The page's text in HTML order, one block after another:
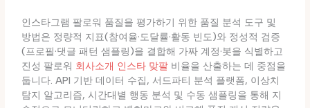
인스타그램 팔로워 품질을 평가하기 위한 품질 분석 도구 및
방법은 정량적 지표(참여율·도달률·활동 빈도)와 정성적 검증
(프로필·댓글 패턴 샘플링)을 결합해 가짜 계정·봇을 식별하고
진성 팔로워 회사소개 인스타 맞팔 비율을 산출하는 데 중점을
둡니다. API 기반 데이터 수집, 서드파티 분석 플랫폼, 이상치
탐지 알고리즘, 시간대별 행동 분석 및 수동 샘플링을 통해 지